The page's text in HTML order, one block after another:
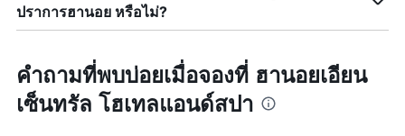
ปราการฮานอย หรือไม่?
คำถามที่พบบ่อยเมื่อจองที่ ฮานอยเอียน
เซ็นทรัล โฮเทลแอนด์สปา